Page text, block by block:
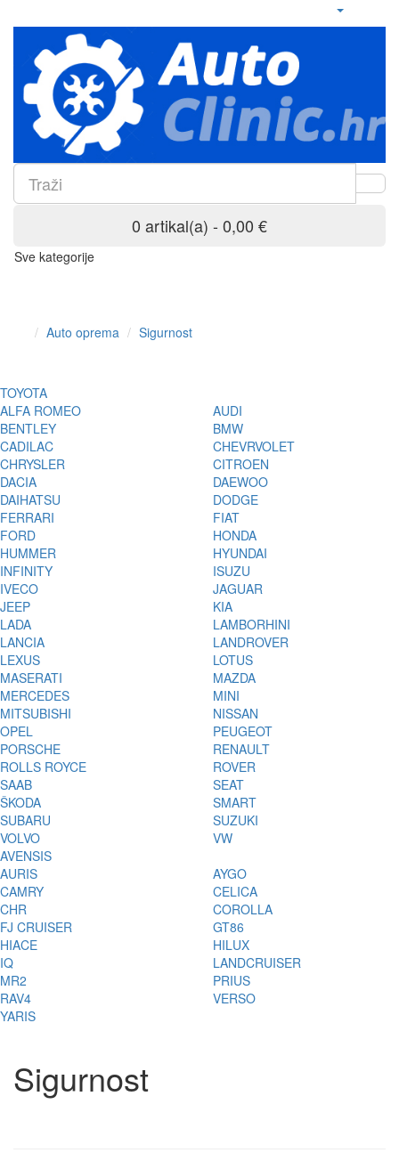
0 artikal(a) - 0,00 €
Sve kategorije
Auto oprema Sigurnost
TOYOTA
ALFA ROMEO
AUDI
BENTLEY
BMW
CADILAC
CHEVRVOLET
CHRYSLER
CITROEN
DACIA
DAEWOO
DAIHATSU
DODGE
FERRARI
FIAT
FORD
HONDA
HUMMER
HYUNDAI
INFINITY
ISUZU
IVECO
JAGUAR
JEEP
KIA
LADA
LAMBORHINI
LANCIA
LANDROVER
LEXUS
LOTUS
MASERATI
MAZDA
MERCEDES
MINI
MITSUBISHI
NISSAN
OPEL
PEUGEOT
PORSCHE
RENAULT
ROLLS ROYCE
ROVER
SAAB
SEAT
ŠKODA
SMART
SUBARU
SUZUKI
VOLVO
VW
AVENSIS
AURIS
AYGO
CAMRY
CELICA
CHR
COROLLA
FJ CRUISER
GT86
HIACE
HILUX
IQ
LANDCRUISER
MR2
PRIUS
RAV4
VERSO
YARIS
Sigurnost